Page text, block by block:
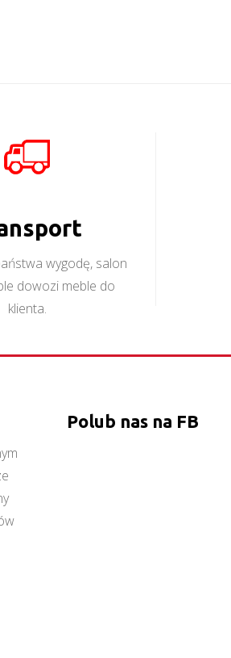
wygodę, salon
dowozi meble do
klienta.
Polub nas na FB